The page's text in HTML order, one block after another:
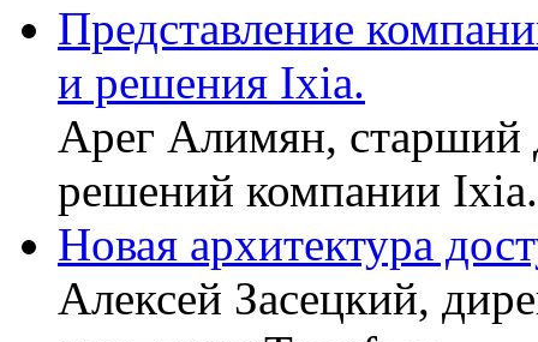
Представление
и решения Ixia.
Арег Алимян, старший
решений компании Ixia.
Новая архитектура
Алексей Засецкий,